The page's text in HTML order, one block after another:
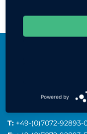
ZURÜCK ZUR
72810 Gomaringen
T: +49-(0)7072-92893-
Powered by